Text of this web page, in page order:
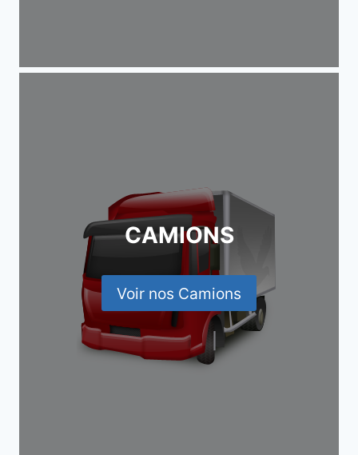
CAMIONS
Voir nos Camions